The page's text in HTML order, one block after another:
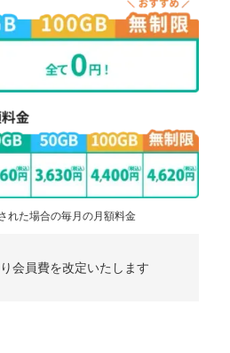
れた場合の毎月の月額料金
会員費を改定いたします